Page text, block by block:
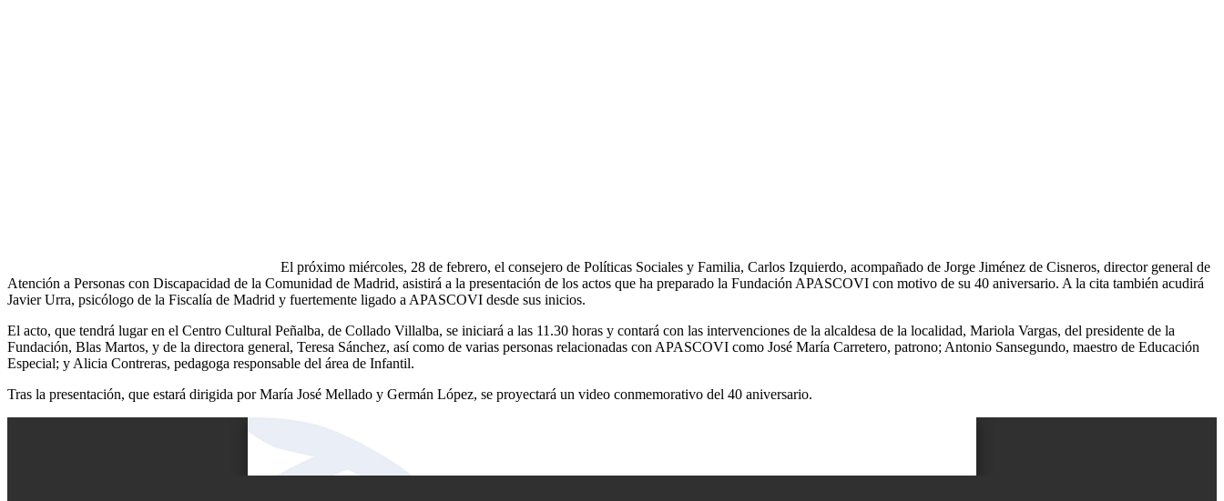
El próximo miércoles, 28 de febrero, el consejero de Políticas Sociales y Familia, Carlos Izquierdo, acompañado de Jorge Jiménez de Cisneros, director general de
Atención a Personas con Discapacidad de la Comunidad de Madrid, asistirá a la presentación de los actos que ha preparado la Fundación APASCOVI con motivo de su 40 aniversario. A la cita también acudirá
Javier Urra, psicólogo de la Fiscalía de Madrid y fuertemente ligado a APASCOVI desde sus inicios.
El acto, que tendrá lugar en el Centro Cultural Peñalba, de Collado Villalba, se iniciará a las 11.30 horas y contará con las intervenciones de la alcaldesa de la localidad, Mariola Vargas, del presidente de la
Fundación, Blas Martos, y de la directora general, Teresa Sánchez, así como de varias personas relacionadas con APASCOVI como José María Carretero, patrono; Antonio Sansegundo, maestro de Educación
Especial; y Alicia Contreras, pedagoga responsable del área de Infantil.
Tras la presentación, que estará dirigida por María José Mellado y Germán López, se proyectará un video conmemorativo del 40 aniversario.